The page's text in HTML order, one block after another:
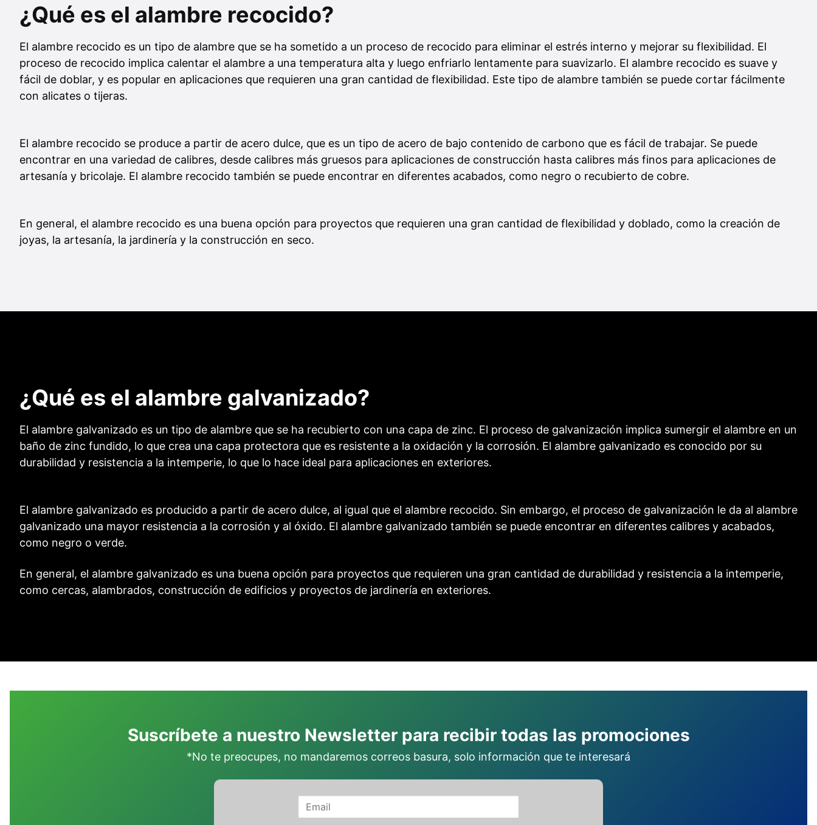
¿Qué es el alambre recocido?
El alambre recocido es un tipo de alambre que se ha sometido a un proceso de recocido para eliminar el estrés interno y mejorar su flexibilidad. El
proceso de recocido implica calentar el alambre a una temperatura alta y luego enfriarlo lentamente para suavizarlo. El alambre recocido es suave y
fácil de doblar, y es popular en aplicaciones que requieren una gran cantidad de flexibilidad. Este tipo de alambre también se puede cortar fácilmente
con alicates o tijeras.
El alambre recocido se produce a partir de acero dulce, que es un tipo de acero de bajo contenido de carbono que es fácil de trabajar. Se puede
encontrar en una variedad de calibres, desde calibres más gruesos para aplicaciones de construcción hasta calibres más finos para aplicaciones de
artesanía y bricolaje. El alambre recocido también se puede encontrar en diferentes acabados, como negro o recubierto de cobre.
En general, el alambre recocido es una buena opción para proyectos que requieren una gran cantidad de flexibilidad y doblado, como la creación de
joyas, la artesanía, la jardinería y la construcción en seco.
¿Qué es el alambre galvanizado?
El alambre galvanizado es un tipo de alambre que se ha recubierto con una capa de zinc. El proceso de galvanización implica sumergir el alambre en un
baño de zinc fundido, lo que crea una capa protectora que es resistente a la oxidación y la corrosión. El alambre galvanizado es conocido por su
durabilidad y resistencia a la intemperie, lo que lo hace ideal para aplicaciones en exteriores.
El alambre galvanizado es producido a partir de acero dulce, al igual que el alambre recocido. Sin embargo, el proceso de galvanización le da al alambre
galvanizado una mayor resistencia a la corrosión y al óxido. El alambre galvanizado también se puede encontrar en diferentes calibres y acabados,
como negro o verde.
En general, el alambre galvanizado es una buena opción para proyectos que requieren una gran cantidad de durabilidad y resistencia a la intemperie,
como cercas, alambrados, construcción de edificios y proyectos de jardinería en exteriores.
Suscríbete a nuestro Newsletter para recibir todas las promociones
*No te preocupes, no mandaremos correos basura, solo información que te interesará